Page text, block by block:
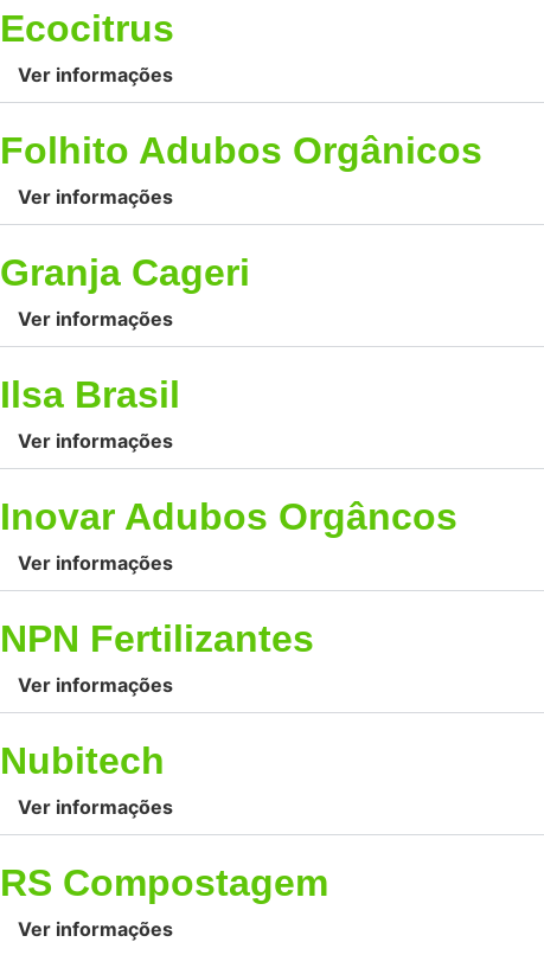
Ecocitrus
Ver informações
Folhito Adubos Orgânicos
Ver informações
Granja Cageri
Ver informações
Ilsa Brasil
Ver informações
Inovar Adubos Orgâncos
Ver informações
NPN Fertilizantes
Ver informações
Nubitech
Ver informações
RS Compostagem
Ver informações